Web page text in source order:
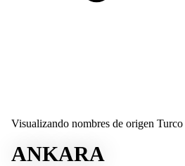
Visualizando nombres de origen Turco
ANKARA